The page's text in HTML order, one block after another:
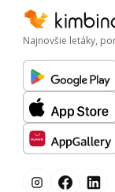
Najnovšie letáky,